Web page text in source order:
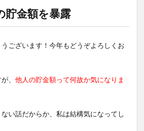
貯金額を暴露
ございます！今年もどうぞよろしくお
、 他人の貯金額って何故か気になりま
い話だからか、私は結構気になってし